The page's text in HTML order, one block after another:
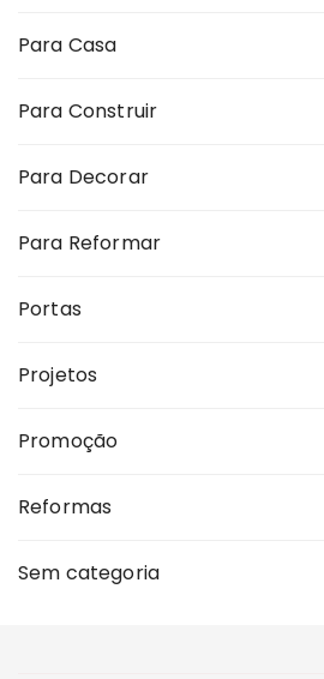
Para Casa
Para Construir
Para Decorar
Para Reformar
Portas
Projetos
Promoção
Reformas
Sem categoria